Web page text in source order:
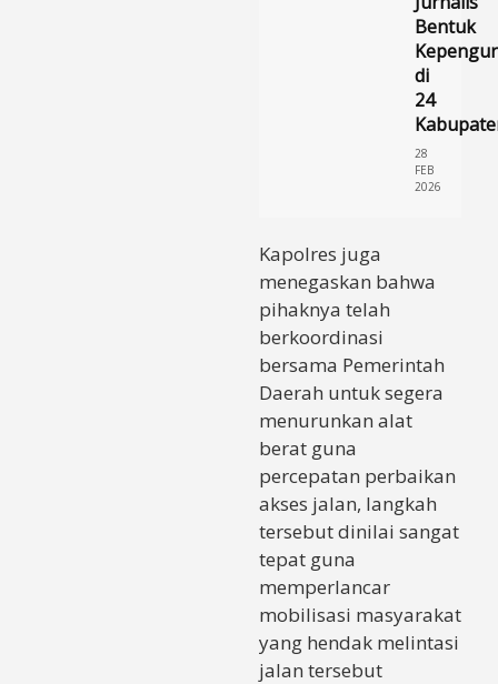
Bentuk
di
24
28
FEB
2026
Kapolres juga
menegaskan bahwa
pihaknya telah
berkoordinasi
bersama Pemerintah
Daerah untuk segera
menurunkan alat
berat guna
percepatan perbaikan
akses jalan, langkah
tersebut dinilai sangat
tepat guna
memperlancar
mobilisasi masyarakat
yang hendak melintasi
jalan tersebut